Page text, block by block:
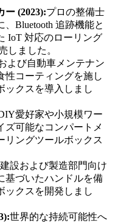
ー (2023):プロの整備士
Bluetooth 追跡機能と
IoT 対応のローリング
しました。
よび自動車メンテナン
性コーティングを施し
ックスを導入しまし
愛好家や小規模ワー
ズ可能なコンパートメ
リングツールボックス
建設および製造部門向け
基づいたハンドルを備
ックスを開発しまし
世界的な持続可能性へ